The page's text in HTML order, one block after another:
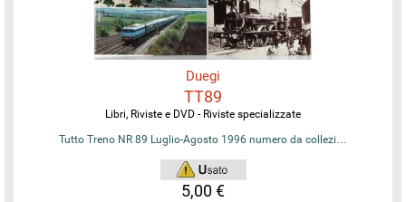
Duegi
TT89
Libri, Riviste e DVD - Riviste specializzate
Tutto Treno NR 89 Luglio-Agosto 1996 numero da collezi…
5,00 €